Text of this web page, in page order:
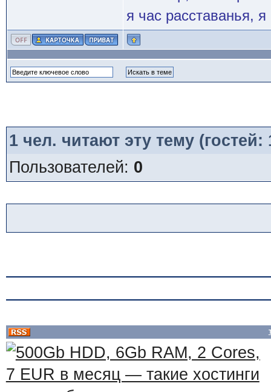
я час расставанья,
1чел. читают эту тему
Пользователей: 0